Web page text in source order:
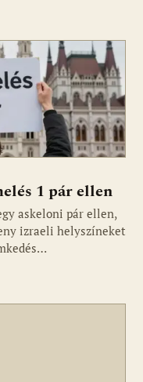
1 pár ellen
askeloni pár ellen,
izraeli helyszíneket